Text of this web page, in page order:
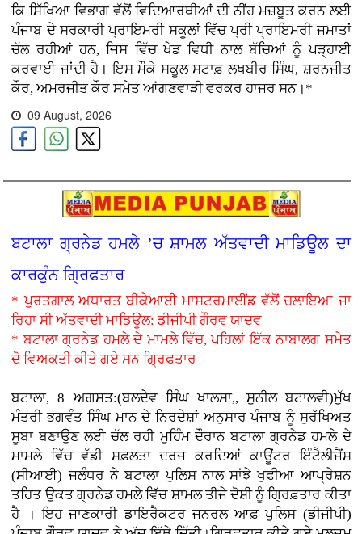
ਕਿ ਸਿੱਖਿਆ ਵਿਭਾਗ ਵੱਲੋਂ ਵਿਦਿਆਰਥੀਆਂ ਦੀ ਨੀਂਹ ਮਜ਼ਬੂਤ ਕਰਨ ਲਈ
ਪੰਜਾਬ ਦੇ ਸਰਕਾਰੀ ਪ੍ਰਾਇਮਰੀ ਸਕੂਲਾਂ ਵਿੱਚ ਪ੍ਰੀ ਪ੍ਰਾਇਮਰੀ ਜਮਾਤਾਂ
ਚੱਲ ਰਹੀਆਂ ਹਨ, ਜਿਸ ਵਿੱਚ ਖੇਡ ਵਿਧੀ ਨਾਲ ਬੱਚਿਆਂ ਨੂੰ ਪੜ੍ਹਾਈ
ਕਰਵਾਈ ਜਾਂਦੀ ਹੈ। ਇਸ ਮੌਕੇ ਸਕੂਲ ਸਟਾਫ਼ ਲਖਬੀਰ ਸਿੰਘ, ਸ਼ਰਨਜੀਤ
ਕੌਰ, ਅਮਰਜੀਤ ਕੌਰ ਸਮੇਤ ਆਂਗਣਵਾੜੀ ਵਰਕਰ ਹਾਜਰ ਸਨ।*
09 August, 2026
ਬਟਾਲਾ ਗ੍ਰਨੇਡ ਹਮਲੇ ’ਚ ਸ਼ਾਮਲ ਅੱਤਵਾਦੀ ਮਾਡਿਊਲ ਦਾ
ਕਾਰਕੁੰਨ ਗ੍ਰਿਫਤਾਰ
* ਪੁਰਤਗਾਲ ਅਧਾਰਤ ਬੀਕੇਆਈ ਮਾਸਟਰਮਾਈਂਡ ਵੱਲੋਂ ਚਲਾਇਆ ਜਾ
ਰਿਹਾ ਸੀ ਅੱਤਵਾਦੀ ਮਾਡਿਊਲ: ਡੀਜੀਪੀ ਗੌਰਵ ਯਾਦਵ
* ਬਟਾਲਾ ਗ੍ਰਨੇਡ ਹਮਲੇ ਦੇ ਮਾਮਲੇ ਵਿੱਚ, ਪਹਿਲਾਂ ਇੱਕ ਨਾਬਾਲਗ ਸਮੇਤ
ਦੋ ਵਿਅਕਤੀ ਕੀਤੇ ਗਏ ਸਨ ਗ੍ਰਿਫਤਾਰ
ਬਟਾਲਾ, 8 ਅਗਸਤ:(ਬਲਦੇਵ ਸਿੰਘ ਖਾਲਸਾ,, ਸੁਨੀਲ ਬਟਾਲਵੀ)ਮੁੱਖ
ਮੰਤਰੀ ਭਗਵੰਤ ਸਿੰਘ ਮਾਨ ਦੇ ਨਿਰਦੇਸ਼ਾਂ ਅਨੁਸਾਰ ਪੰਜਾਬ ਨੂੰ ਸੁਰੱਖਿਅਤ
ਸੂਬਾ ਬਣਾਉਣ ਲਈ ਚੱਲ ਰਹੀ ਮੁਹਿੰਮ ਦੌਰਾਨ ਬਟਾਲਾ ਗ੍ਰਨੇਡ ਹਮਲੇ ਦੇ
ਮਾਮਲੇ ਵਿੱਚ ਵੱਡੀ ਸਫ਼ਲਤਾ ਦਰਜ ਕਰਦਿਆਂ ਕਾਊਂਟਰ ਇੰਟੈਲੀਜੈਂਸ
(ਸੀਆਈ) ਜਲੰਧਰ ਨੇ ਬਟਾਲਾ ਪੁਲਿਸ ਨਾਲ ਸਾਂਝੇ ਖੁਫੀਆ ਆਪ੍ਰੇਸ਼ਨ
ਤਹਿਤ ਉਕਤ ਗ੍ਰਨੇਡ ਹਮਲੇ ਵਿੱਚ ਸ਼ਾਮਲ ਤੀਜੇ ਦੋਸ਼ੀ ਨੂੰ ਗ੍ਰਿਫ਼ਤਾਰ ਕੀਤਾ
ਹੈ । ਇਹ ਜਾਣਕਾਰੀ ਡਾਇਰੈਕਟਰ ਜਨਰਲ ਆਫ਼ ਪੁਲਿਸ (ਡੀਜੀਪੀ)